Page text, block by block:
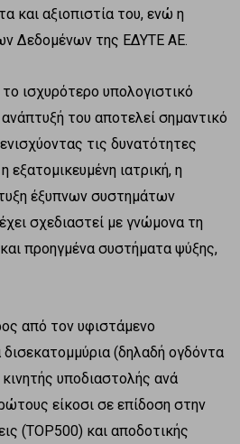
και αξιοπιστία του, ενώ η
Δεδομένων της ΕΔΥΤΕ ΑΕ.
ισχυρότερο υπολογιστικό
του αποτελεί σημαντικό
τις δυνατότητες
ιατρική, η
έξυπνων συστημάτων
σχεδιαστεί με γνώμονα τη
προηγμένα συστήματα ψύξης,
από τον υφιστάμενο
(δηλαδή ογδόντα
υποδιαστολής ανά
είκοσι σε επίδοση στην
(ΤΟP500) και αποδοτικής